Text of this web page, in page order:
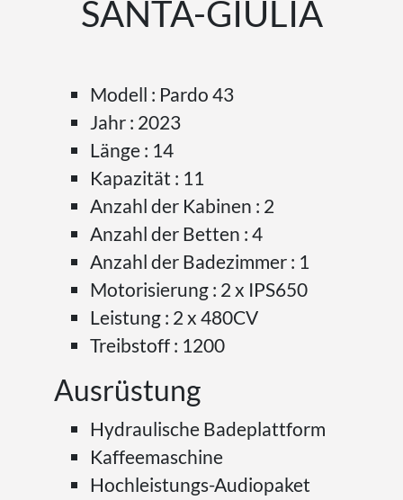
SANTA-GIULIA
Modell : Pardo 43
Jahr : 2023
Länge : 14
Kapazität : 11
Anzahl der Kabinen : 2
Anzahl der Betten : 4
Anzahl der Badezimmer : 1
Motorisierung : 2 x IPS650
Leistung : 2 x 480CV
Treibstoff : 1200
Ausrüstung
Hydraulische Badeplattform
Kaffeemaschine
Hochleistungs-Audiopaket